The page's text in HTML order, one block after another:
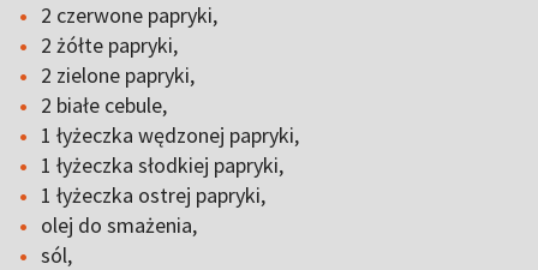
2 czerwone papryki,
2 żółte papryki,
2 zielone papryki,
2 białe cebule,
1 łyżeczka wędzonej papryki,
1 łyżeczka słodkiej papryki,
1 łyżeczka ostrej papryki,
olej do smażenia,
sól,